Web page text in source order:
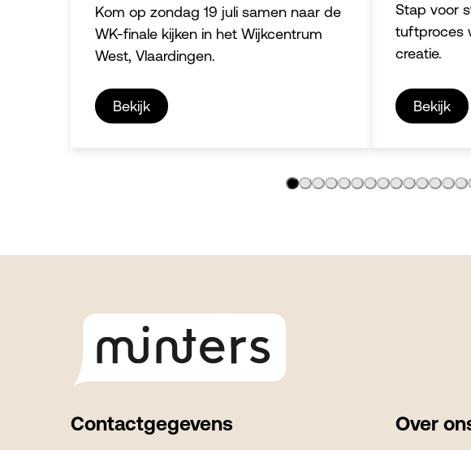
Kom op zondag 19 juli samen naar de
WK-finale kijken in het Wijkcentrum
West, Vlaardingen.
Bekijk
Stap voor
tuftproces
creatie.
Bekijk
Contactgegevens Over